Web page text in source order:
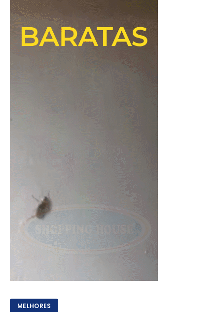
MELHORES